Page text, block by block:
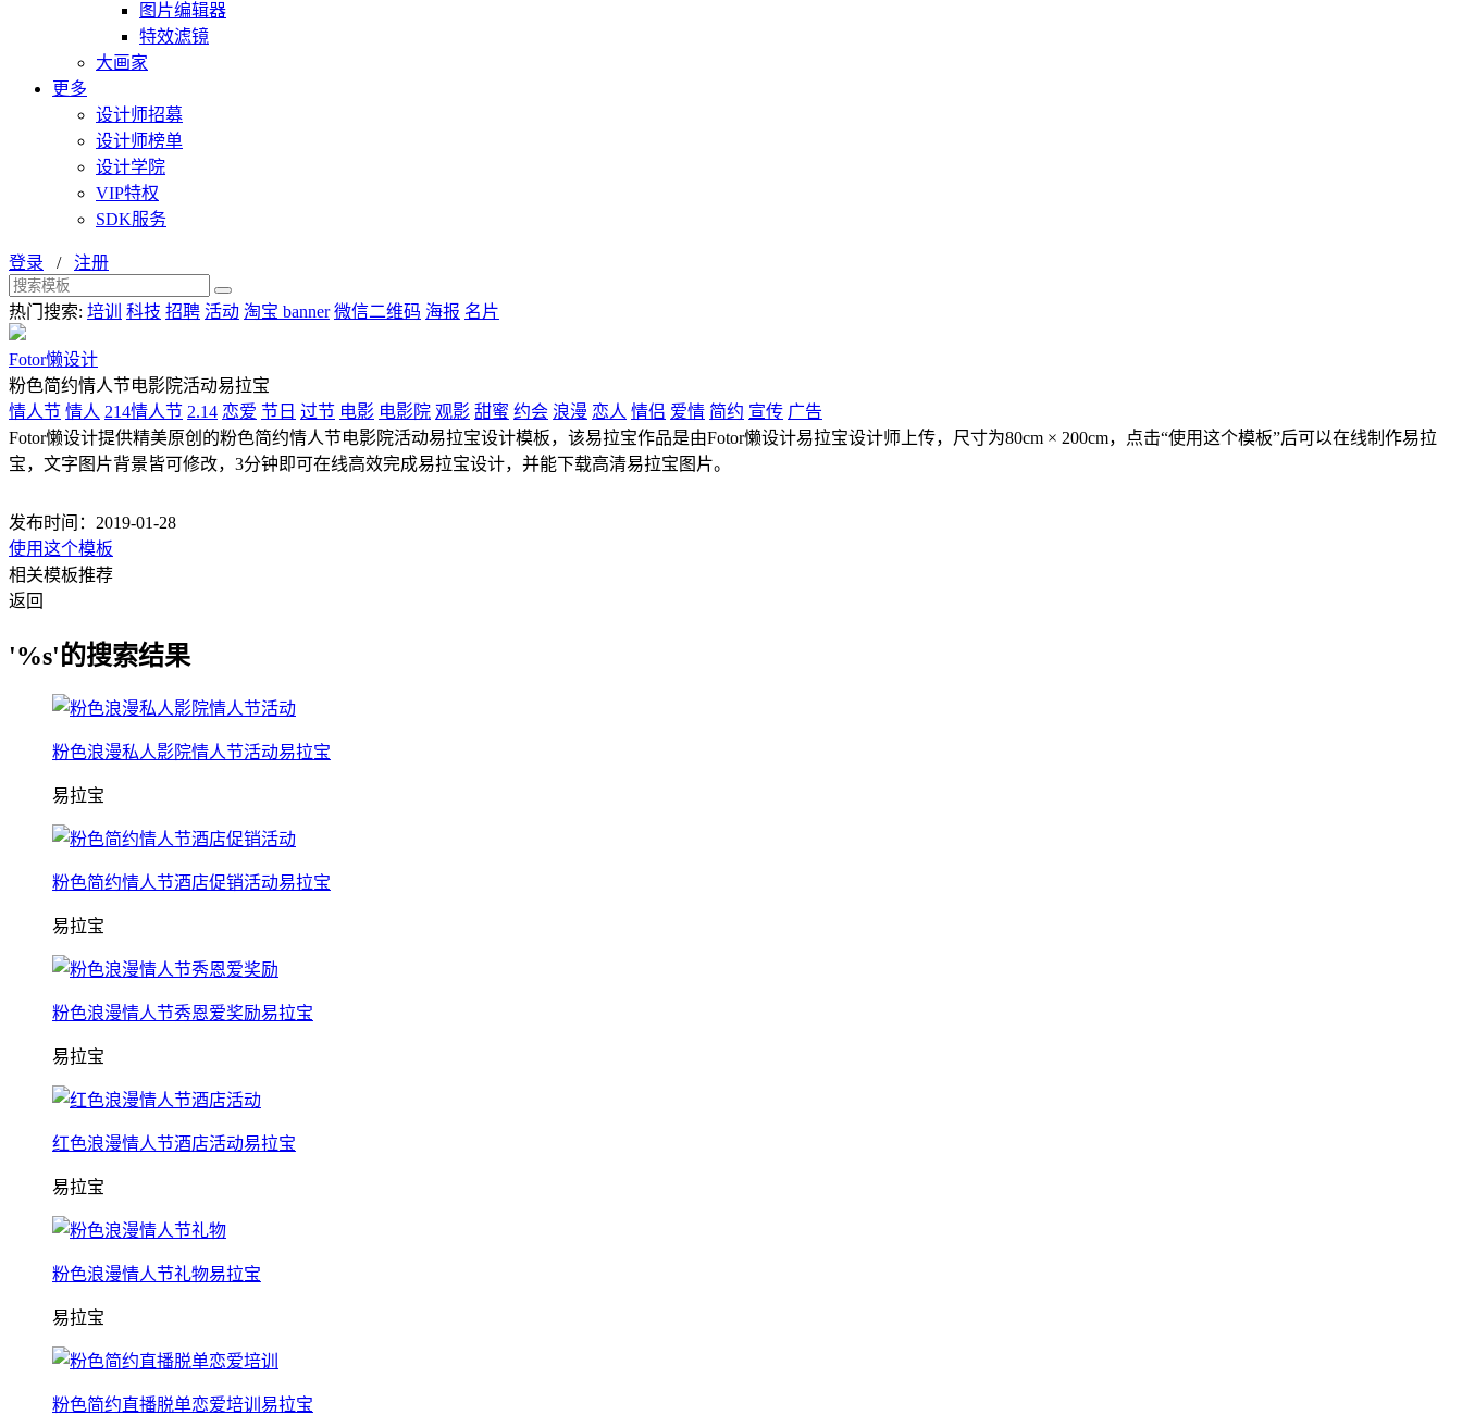
图片编辑器
特效滤镜
大画家
更多
设计师招募
设计师榜单
设计学院
VIP特权
SDK服务
登录 / 注册
热门搜索: 培训 科技 招聘 活动 淘宝 banner 微信二维码 海报 名片
Fotor懒设计
粉色简约情人节电影院活动易拉宝
情人节 情人 214情人节 2.14 恋爱 节日 过节 电影 电影院 观影 甜蜜 约会 浪漫 恋人 情侣 爱情 简约 宣传 广告
Fotor懒设计提供精美原创的粉色简约情人节电影院活动易拉宝设计模板，该易拉宝作品是由Fotor懒设计易拉宝设计师上传，尺寸为80cm × 200cm，点击“使用这个模板”后可以在线制作易拉
宝，文字图片背景皆可修改，3分钟即可在线高效完成易拉宝设计，并能下载高清易拉宝图片。
发布时间：2019-01-28
使用这个模板
相关模板推荐
返回
'%s'的搜索结果
粉色浪漫私人影院情人节活动易拉宝
易拉宝
粉色简约情人节酒店促销活动易拉宝
易拉宝
粉色浪漫情人节秀恩爱奖励易拉宝
易拉宝
红色浪漫情人节酒店活动易拉宝
易拉宝
粉色浪漫情人节礼物易拉宝
易拉宝
粉色简约直播脱单恋爱培训易拉宝